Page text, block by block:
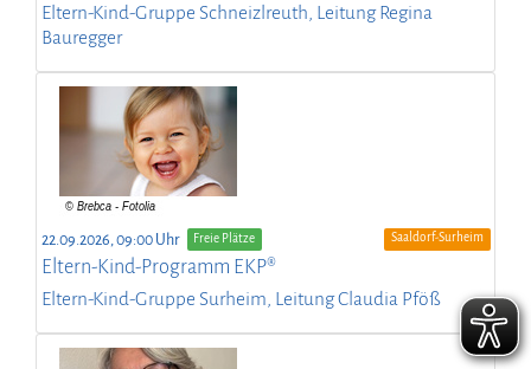
Eltern-Kind-Gruppe Schneizlreuth, Leitung Regina
Bauregger
22.09.2026, 09:00 Uhr Freie Plätze Saaldorf-Surheim
Eltern-Kind-Programm EKP®
Eltern-Kind-Gruppe Surheim, Leitung Claudia Pföß